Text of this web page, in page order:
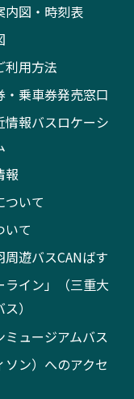
内図・時刻表
利用方法
・乗車券発売窓口
情報バスロケーシ
報
ついて
いて
遊バスCANばす
ライン」（三重大
）
ミュージアムバス
ソン）へのアクセ